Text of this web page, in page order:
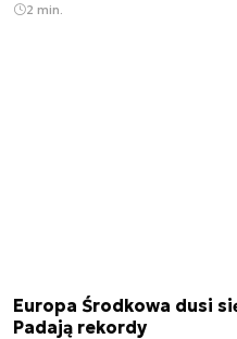
2 min.
Europa Środkowa dusi
Padają rekordy